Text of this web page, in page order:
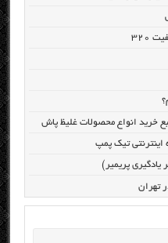
۳۲۰
خرید انواع محصولات غلیظ پاش
اینترنتی تیک پمپ
پریمیر)
تهران